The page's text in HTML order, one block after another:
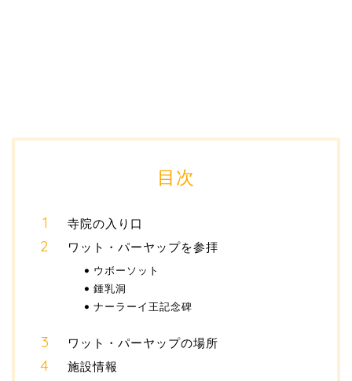
目次
寺院の入り口
ワット・パーヤップを参拝
ウボーソット
鍾乳洞
ナーラーイ王記念碑
ワット・パーヤップの場所
施設情報